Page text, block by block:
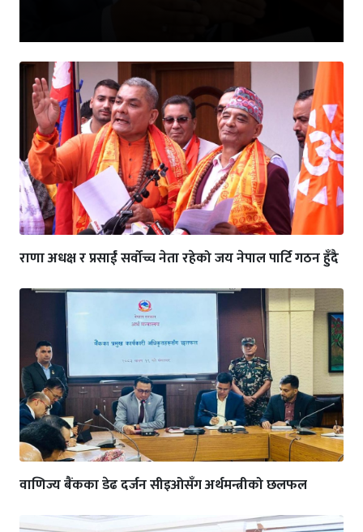
राणा अधक्ष र प्रसाईं सर्वोच्च नेता रहेको जय नेपाल पार्टि गठन हुँदै
वाणिज्य बैंकका डेढ दर्जन सीइओसँग अर्थमन्त्रीको छलफल